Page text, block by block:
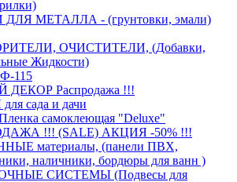
МЕТАЛЛА - (грунтовки, эмали)
ОЧИСТИТЕЛИ, (Добавки,
Жидкости)
115
Распродажа !!!
сада и дачи
самоклеющая "Deluxe"
!!! (SALE) АКЦИЯ -50% !!!
материалы, (панели ПВХ,
наличники, бордюры для ванн )
СИСТЕМЫ (Подвесы для